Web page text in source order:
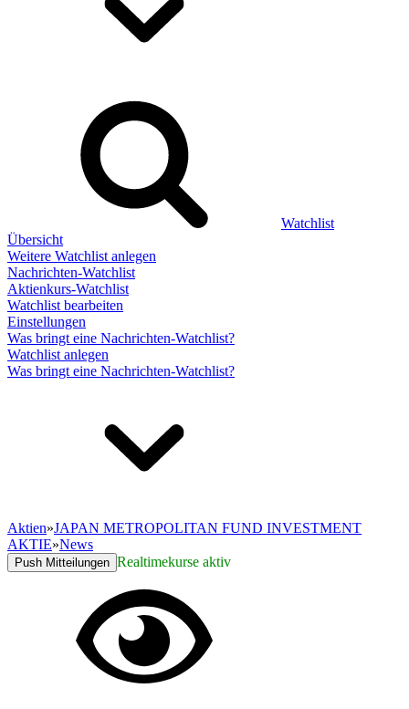
Watchlist
Übersicht
Weitere Watchlist anlegen
Nachrichten-Watchlist
Aktienkurs-Watchlist
Watchlist bearbeiten
Einstellungen
Was bringt eine Nachrichten-Watchlist?
Watchlist anlegen
Was bringt eine Nachrichten-Watchlist?
Aktien»JAPAN METROPOLITAN FUND INVESTMENT
AKTIE»News
Push Mitteilungen Realtimekurse aktiv